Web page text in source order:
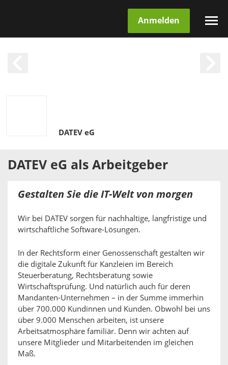
Anmelden
DATEV eG
DATEV eG als Arbeitgeber
Gestalten Sie die IT-Welt von morgen
Wir bei DATEV sorgen für nachhaltige, langfristige und
wirtschaftliche Software-Lösungen.
In der Rechtsform einer Genossenschaft gestalten wir
die digitale Zukunft für Kanzleien im Bereich
Steuerberatung, Rechtsberatung sowie
Wirtschaftsprüfung. Und natürlich auch für deren
Mandanten-Unternehmen – in der Summe immerhin
über 700.000 Kundinnen und Kunden. Obwohl bei uns
über 9.000 Menschen arbeiten, ist unsere
Arbeitsatmosphäre familiär. Denn wir achten auf
unsere Mitglieder und Mitarbeitenden im gleichen
Maß.